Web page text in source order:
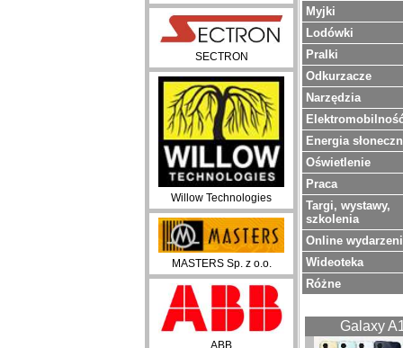
SECTRON
Willow Technologies
MASTERS Sp. z o.o.
Myjki
Lodówki
Pralki
Odkurzacze
Narzędzia
Energia
Oświetlenie
Praca
Targi, wystawy,
szkolenia
Online
Wideoteka
Różne
Galaxy